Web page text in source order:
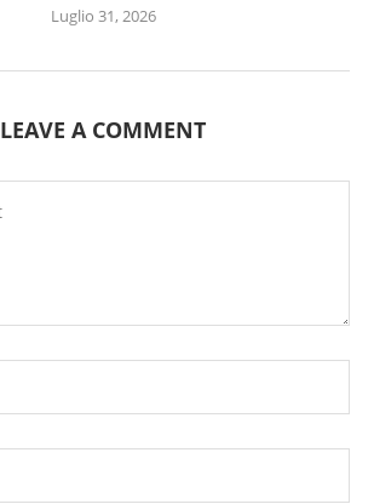
Luglio 31, 2026
LEAVE A COMMENT